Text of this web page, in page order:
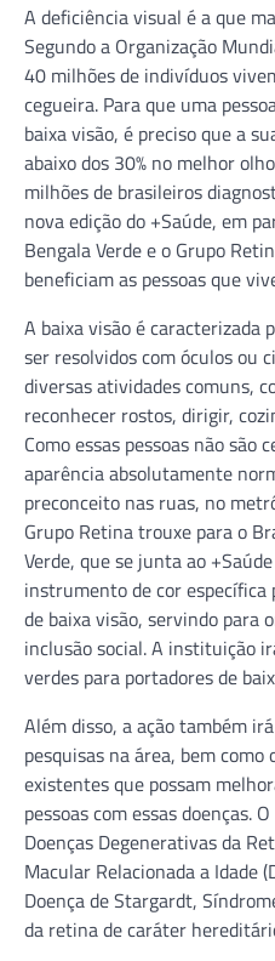
A deficiência visual é a que
Segundo a Organização
40 milhões de indivíduos
cegueira. Para que uma
baixa visão, é preciso que a
abaixo dos 30% no melhor
milhões de brasileiros
nova edição do +Saúde, em
Bengala Verde e o Grupo
beneficiam as pessoas que
A baixa visão é caracterizada
ser resolvidos com óculos ou
diversas atividades comuns,
reconhecer rostos, dirigir,
Como essas pessoas não são
aparência absolutamente
preconceito nas ruas, no
Grupo Retina trouxe para o
Verde, que se junta ao
instrumento de cor
de baixa visão, servindo para
inclusão social. A instituição
verdes para portadores de
Além disso, a ação também
pesquisas na área, bem
existentes que possam
pessoas com essas doenças.
Doenças Degenerativas da
Macular Relacionada a Idade
Doença de Stargardt,
da retina de caráter